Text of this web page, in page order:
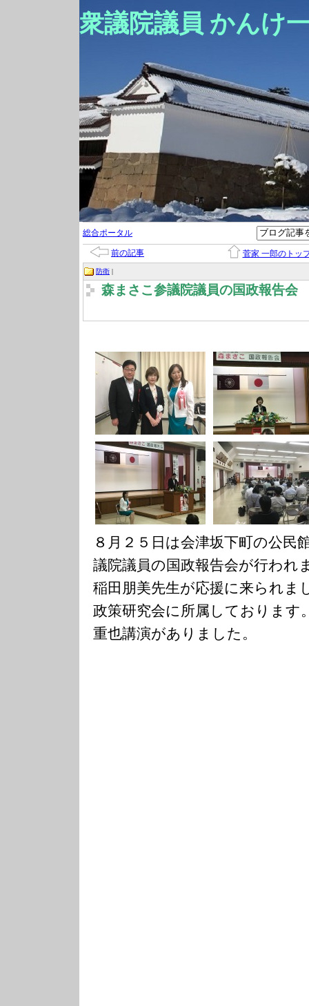
衆議院議員 かんけ
総合ポータル
前の記事 菅家 一郎のトッ
防衛 |
森まさこ参議院議員の国政報告会
８月２５日は会津坂下町の公民
議院議員の国政報告会が行われ
稲田朋美先生が応援に来られま
政策研究会に所属しております
重也講演がありました。